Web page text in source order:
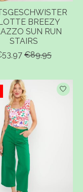
BREEZY
SUN RUN
STAIRS
€89,95